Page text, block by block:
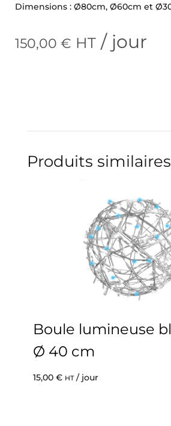
Dimensions : Ø80cm, Ø60cm et
150,00 € HT / jour
Produits similaires
Boule lumineuse
Ø 40 cm
15,00 € HT/ jour